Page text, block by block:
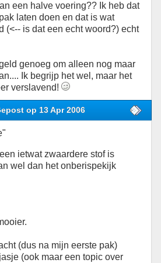
een halve voering?? Ik heb dat
laten doen en dat is wat
(<-- is dat een echt woord?) echt
genoeg om alleen nog maar
Ik begrijp het wel, maar het
verslavend!
op 13 Apr 2006
ietwat zwaardere stof is
wel dan het onberispekijk
(dus na mijn eerste pak)
(ook maar een topic over